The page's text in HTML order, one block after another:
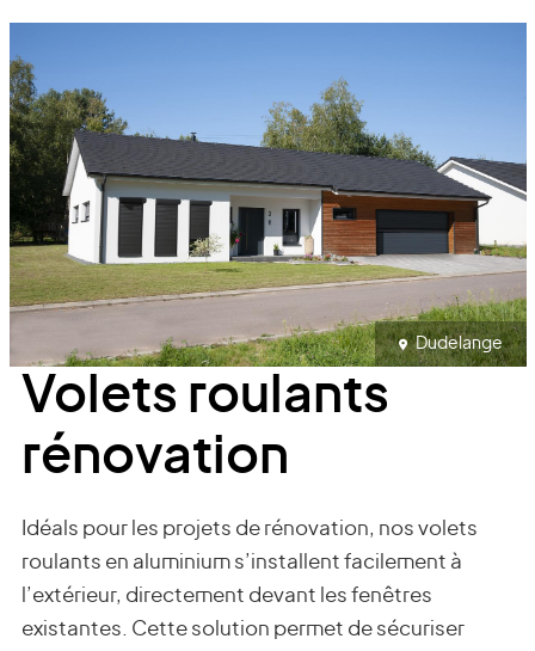
Volets roulants
rénovation
Idéals pour les projets de rénovation, nos volets
roulants en aluminium s’installent facilement à
l’extérieur, directement devant les fenêtres
existantes. Cette solution permet de sécuriser
Dudelange